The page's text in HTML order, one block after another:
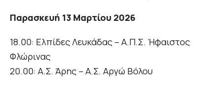
Παρασκευή 13 Μαρτίου 2026
18.00: Ελπίδες Λευκάδας – Α.Π.Σ. Ήφαιστος
Φλώρινας
20.00: Α.Σ. Άρης – Α.Σ. Αργώ Βόλου